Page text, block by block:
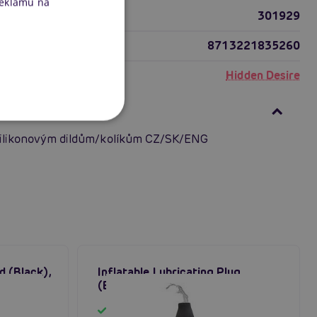
301929
8713221835260
Hidden Desire
dildům/kolíkům CZ/SK/ENG
(Black),
Inflatable Lubricating Plug
(Black), nafukovací anální kolík